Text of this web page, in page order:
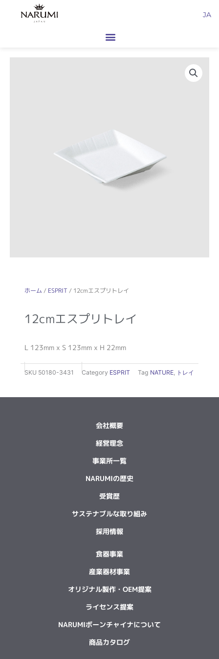
JA
ホーム / ESPRIT / 12cmエスプリトレイ
12cmエスプリトレイ
L 123mm x S 123mm x H 22mm
SKU 50180-3431 Category ESPRIT Tag NATURE トレイ
会社概要
経営理念
事業所一覧
NARUMIの歴史
受賞歴
サステナブルな取り組み
採用情報
食器事業
産業器材事業
オリジナル製作・OEM提案
ライセンス提案
NARUMIボーンチャイナについて
商品カタログ